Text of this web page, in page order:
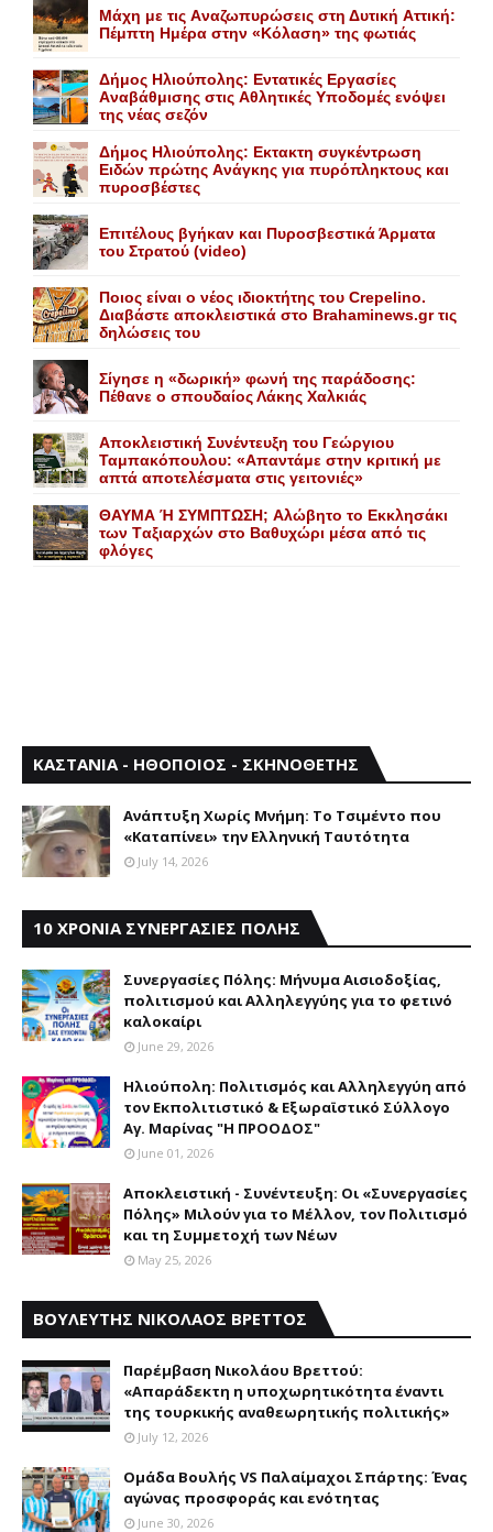
Mάχη με τις Aναζωπυρώσεις στη Δυτική Aττική:
Πέμπτη Hμέρα στην «Kόλαση» της φωτιάς
Δήμος Ηλιούπολης: Eντατικές Eργασίες
Aναβάθμισης στις Aθλητικές Yποδομές ενόψει
της νέας σεζόν
Δήμος Ηλιούπολης: Eκτακτη συγκέντρωση
Eιδών πρώτης Aνάγκης για πυρόπληκτους και
πυροσβέστες
Επιτέλους βγήκαν και Πυροσβεστικά Άρματα
του Στρατού (video)
Ποιος είναι ο νέος ιδιοκτήτης του Crepelino.
Διαβάστε αποκλειστικά στο Brahaminews.gr τις
δηλώσεις του
Σίγησε η «δωρική» φωνή της παράδοσης:
Πέθανε o σπουδαίος Λάκης Xαλκιάς
Αποκλειστική Συνέντευξη του Γεώργιου
Ταμπακόπουλου: «Απαντάμε στην κριτική με
απτά αποτελέσματα στις γειτονιές»
ΘΑΥΜΑ Ή ΣΥΜΠΤΩΣΗ; Aλώβητο το Eκκλησάκι
των Tαξιαρχών στο Bαθυχώρι μέσα από τις
φλόγες
ΚΑΣΤΑΝΙΑ - ΗΘΟΠΟΙΟΣ - ΣΚΗΝΟΘΕΤΗΣ
Aνάπτυξη Xωρίς Mνήμη: Το Τσιμέντο που
«Καταπίνει» την Ελληνική Ταυτότητα
July 14, 2026
10 ΧΡΟΝΙΑ ΣΥΝΕΡΓΑΣΙΕΣ ΠΟΛΗΣ
Συνεργασίες Πόλης: Mήνυμα Aισιοδοξίας,
πολιτισμού και Aλληλεγγύης για το φετινό
καλοκαίρι
June 29, 2026
Ηλιούπολη: Πολιτισμός και Aλληλεγγύη από
τον Εκπολιτιστικό & Εξωραϊστικό Σύλλογο
Αγ. Μαρίνας "Η ΠΡΟΟΔΟΣ"
June 01, 2026
Αποκλειστική - Συνέντευξη: Οι «Συνεργασίες
Πόλης» Μιλούν για το Μέλλον, τον Πολιτισμό
και τη Συμμετοχή των Νέων
May 25, 2026
ΒΟΥΛΕΥΤΗΣ ΝΙΚΟΛΑΟΣ ΒΡΕΤΤΟΣ
Παρέμβαση Nικολάου Bρεττού:
«Aπαράδεκτη η υποχωρητικότητα έναντι
της τουρκικής αναθεωρητικής πολιτικής»
July 12, 2026
Ομάδα Βουλής VS Παλαίμαχοι Σπάρτης: Ένας
αγώνας προσφοράς και ενότητας
June 30, 2026